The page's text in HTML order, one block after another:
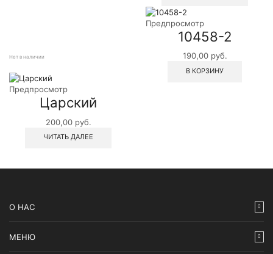
Нет в наличии
Предпросмотр
Царский
200,00 руб.
ЧИТАТЬ ДАЛЕЕ
Предпросмотр
10458-2
190,00 руб.
В КОРЗИНУ
О НАС
МЕНЮ